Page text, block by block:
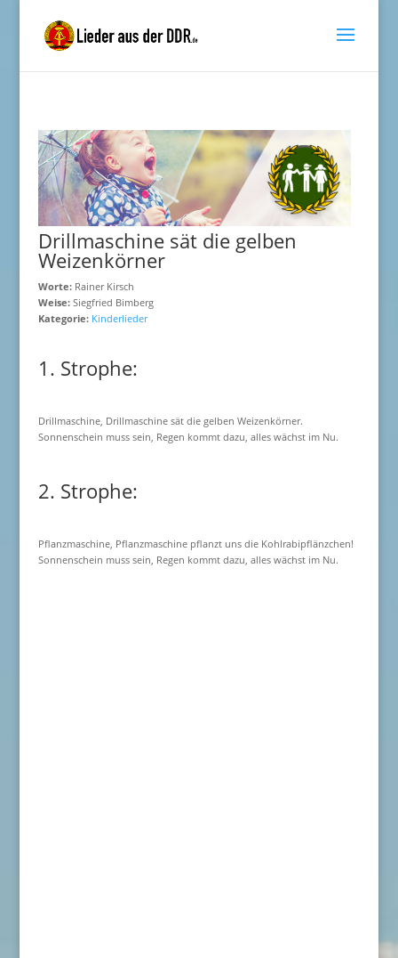
Drillmaschine sät die gelben
Weizenkörner
Worte:Rainer Kirsch
Weise:Siegfried Bimberg
Kategorie: Kinderlieder
1. Strophe:
Drillmaschine, Drillmaschine sät die gelben Weizenkörner.
Sonnenschein muss sein, Regen kommt dazu, alles wächst im Nu.
2. Strophe:
Pflanzmaschine, Pflanzmaschine pflanzt uns die Kohlrabipflänzchen!
Sonnenschein muss sein, Regen kommt dazu, alles wächst im Nu.